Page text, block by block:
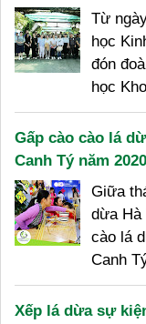
Từ
học
đón
học
Gấp cào cào lá
Canh Tý năm 2020
Giữa
dừa Hà
cào lá
Canh
Xếp lá dừa sự